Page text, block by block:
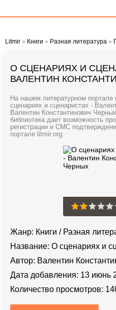
Litmir » Книги » Разная литература »
О СЦЕНАРИЯХ И
ВАЛЕНТИН
На нашем литературном портале
сценариях и сценаристах -
Валентин Константинович
библиотека дает возможность
регистрации и СМС
портале litmir.org.
Жанр: Книги / Разная
Название: О сценариях и
Автор: Валентин
Дата добавления: 13 июнь
Количество просмотров: